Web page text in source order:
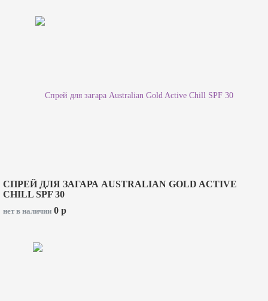
СПРЕЙ ДЛЯ ЗАГАРА AUSTRALIAN GOLD ACTIVE
CHILL SPF 30
нет в наличии 0 p